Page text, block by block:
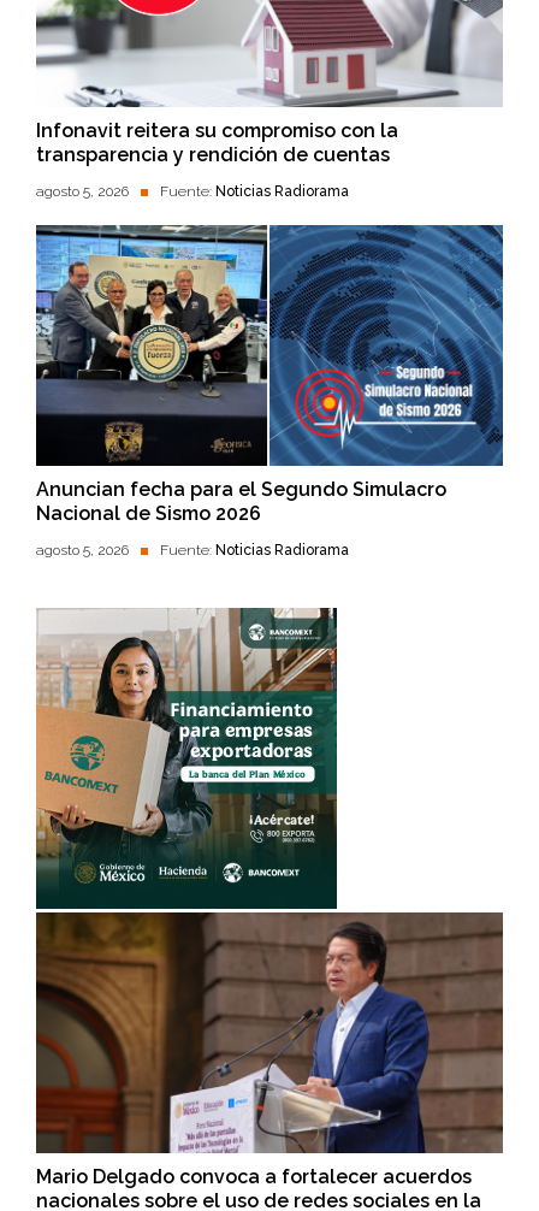
Infonavit reitera su compromiso con la
transparencia y rendición de cuentas
agosto 5, 2026 Fuente: Noticias Radiorama
Anuncian fecha para el Segundo Simulacro
Nacional de Sismo 2026
agosto 5, 2026 Fuente: Noticias Radiorama
Mario Delgado convoca a fortalecer acuerdos
nacionales sobre el uso de redes sociales en la